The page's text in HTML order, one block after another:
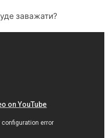
заважати?